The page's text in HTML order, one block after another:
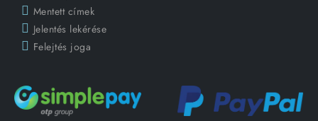
Mentett címek
Jelentés lekérése
Felejtés joga